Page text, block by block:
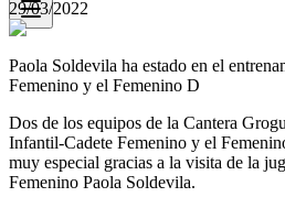
29/03/2022
Paola Soldevila ha estado en el
Femenino y el Femenino D
Dos de los equipos de la Cantera
Infantil-Cadete Femenino y el
muy especial gracias a la visita de la
Femenino Paola Soldevila.